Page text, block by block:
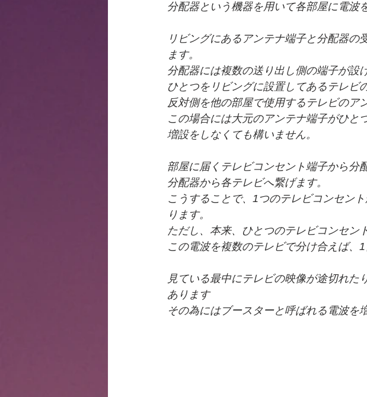
分配器という機器を用いて各部屋に電波
リビングにあるアンテナ端子と分配器
ます。
分配器には複数の送り出し側の端子が設
ひとつをリビングに設置してあるテレビ
反対側を他の部屋で使用するテレビのア
この場合には大元のアンテナ端子がひと
増設をしなくても構いません。
部屋に届くテレビコンセント端子から分
分配器から各テレビへ繋げます。
こうすることで、1つのテレビコンセン
ります。
ただし、本来、ひとつのテレビコンセン
この電波を複数のテレビで分け合えば、
見ている最中にテレビの映像が途切れた
あります
その為にはブースターと呼ばれる電波を